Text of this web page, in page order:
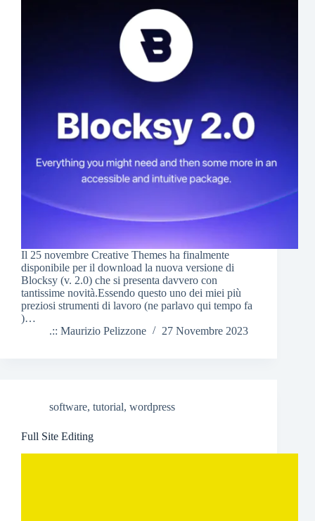
Il 25 novembre Creative Themes ha finalmente
disponibile per il download la nuova versione di
Blocksy (v. 2.0) che si presenta davvero con
tantissime novità.Essendo questo uno dei miei più
preziosi strumenti di lavoro (ne parlavo qui tempo fa
)…
.:: Maurizio Pelizzone
27 Novembre 2023
software, tutorial, wordpress
Full Site Editing